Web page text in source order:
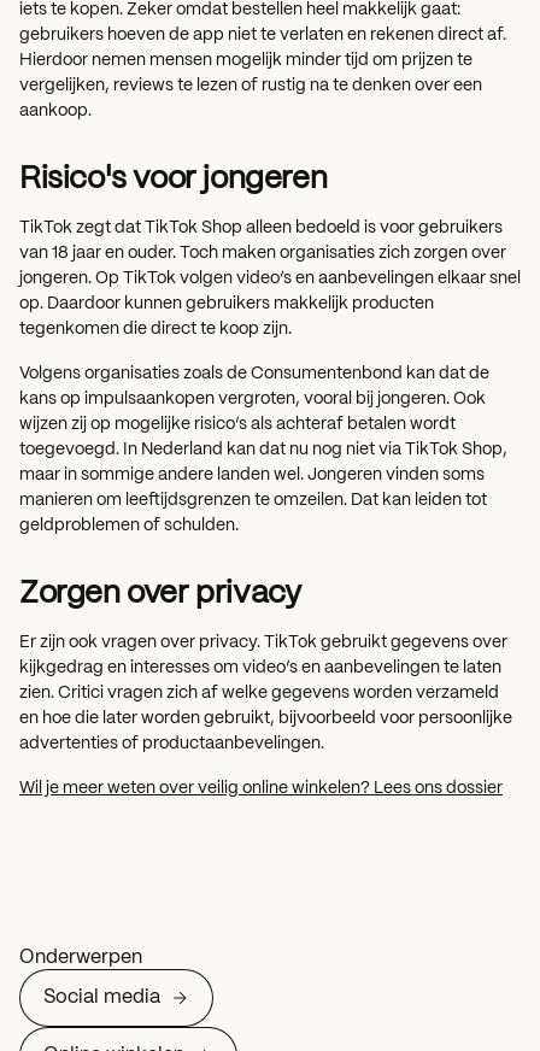
iets te kopen. Zeker omdat bestellen heel makkelijk gaat:
gebruikers hoeven de app niet te verlaten en rekenen direct af.
Hierdoor nemen mensen mogelijk minder tijd om prijzen te
vergelijken, reviews te lezen of rustig na te denken over een
aankoop.
Risico's voor jongeren
TikTok zegt dat TikTok Shop alleen bedoeld is voor gebruikers
van 18 jaar en ouder. Toch maken organisaties zich zorgen over
jongeren. Op TikTok volgen video’s en aanbevelingen elkaar snel
op. Daardoor kunnen gebruikers makkelijk producten
tegenkomen die direct te koop zijn.
Volgens organisaties zoals de Consumentenbond kan dat de
kans op impulsaankopen vergroten, vooral bij jongeren. Ook
wijzen zij op mogelijke risico’s als achteraf betalen wordt
toegevoegd. In Nederland kan dat nu nog niet via TikTok Shop,
maar in sommige andere landen wel. Jongeren vinden soms
manieren om leeftijdsgrenzen te omzeilen. Dat kan leiden tot
geldproblemen of schulden.
Zorgen over privacy
Er zijn ook vragen over privacy. TikTok gebruikt gegevens over
kijkgedrag en interesses om video’s en aanbevelingen te laten
zien. Critici vragen zich af welke gegevens worden verzameld
en hoe die later worden gebruikt, bijvoorbeeld voor persoonlijke
advertenties of productaanbevelingen.
Wil je meer weten over veilig online winkelen? Lees ons dossier
Onderwerpen
Social media